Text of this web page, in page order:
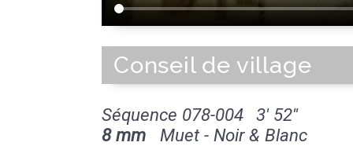
Conseil de village
Séquence 078-004
3' 52''
8 mm Muet - Noir & Blanc